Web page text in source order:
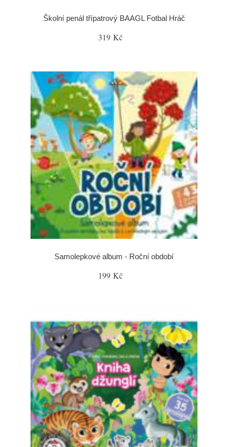
Školní penál třípatrový BAAGL Fotbal Hráč
319 Kč
Samolepkové album - Roční období
199 Kč